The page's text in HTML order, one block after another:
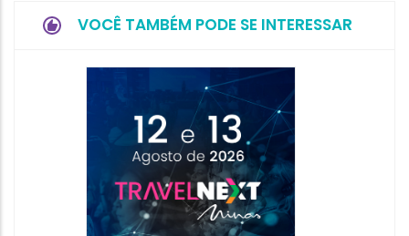
VOCÊ TAMBÉM PODE SE INTERESSAR